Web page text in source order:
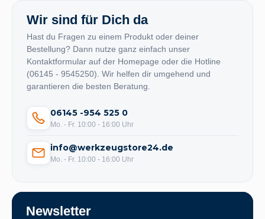
Wir sind für Dich da
Hast du Fragen zu einem Produkt oder deiner
Bestellung? Dann nutze ganz einfach unser
Kontaktformular auf der Homepage oder die Hotline
(06145 - 9545250). Wir helfen dir umgehend und
garantieren die besten Beratung.
06145 -954 525 0
Mo. - Fr. 10:00 - 16:00 Uhr
info@werkzeugstore24.de
Mo. - Fr. 10:00 - 16:00 Uhr
Newsletter